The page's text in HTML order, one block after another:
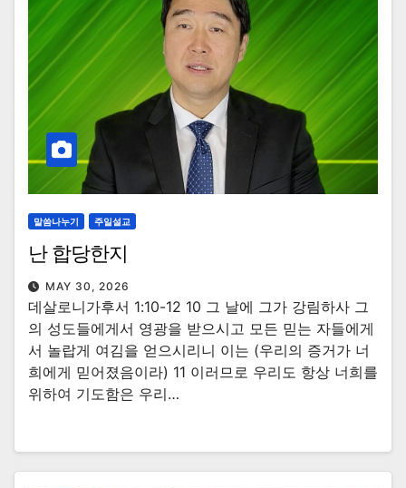
말씀나누기 주일설교
난 합당한지
MAY 30, 2026
데살로니가후서 1:10-12 10 그 날에 그가 강림하사 그
의 성도들에게서 영광을 받으시고 모든 믿는 자들에게
서 놀랍게 여김을 얻으시리니 이는 (우리의 증거가 너
희에게 믿어졌음이라) 11 이러므로 우리도 항상 너희를
위하여 기도함은 우리…